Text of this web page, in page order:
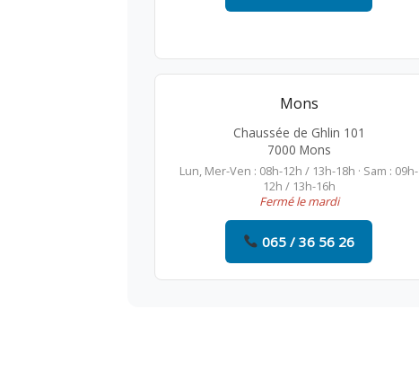
Mons
Chaussée de Ghlin 101
7000 Mons
Lun, Mer-Ven : 08h-12h / 13h-18h · Sam : 09h-
12h / 13h-16h
Fermé le mardi
065 / 36 56 26